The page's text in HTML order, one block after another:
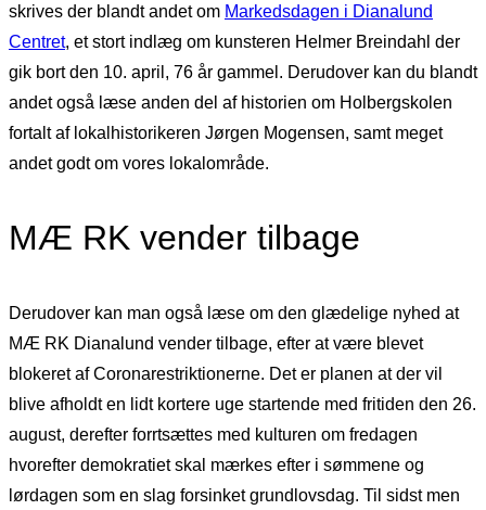
skrives der blandt andet om Markedsdagen i Dianalund
Centret, et stort indlæg om kunsteren Helmer Breindahl der
gik bort den 10. april, 76 år gammel. Derudover kan du blandt
andet også læse anden del af historien om Holbergskolen
fortalt af lokalhistorikeren Jørgen Mogensen, samt meget
andet godt om vores lokalområde.
MÆ RK vender tilbage
Derudover kan man også læse om den glædelige nyhed at
MÆ RK Dianalund vender tilbage, efter at være blevet
blokeret af Coronarestriktionerne. Det er planen at der vil
blive afholdt en lidt kortere uge startende med fritiden den 26.
august, derefter forrtsættes med kulturen om fredagen
hvorefter demokratiet skal mærkes efter i sømmene og
lørdagen som en slag forsinket grundlovsdag. Til sidst men